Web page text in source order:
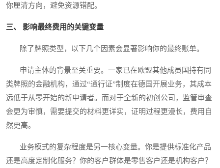
你厘清方向，避免资源错配。
三、 影响最终费用的关键变量
除了牌照类型，以下几个因素会显著影响你的最终账单。
申请主体的背景至关重要。一家已在欧盟其他成员国持有同
类牌照的金融机构，通过“通行证”制度在德国开展业务，其成本
远低于从零开始的新申请者。而对于全新的初创公司，监管审查
会更为审慎，需要提交的材料更详实，证明过程更漫长，费用自
然更高。
业务模式的复杂程度是另一核心变量。你是提供标准化产品
还是高度定制化服务？你的客户群体是零售客户还是机构客户？